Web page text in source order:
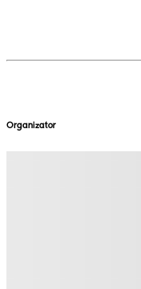
Organizator